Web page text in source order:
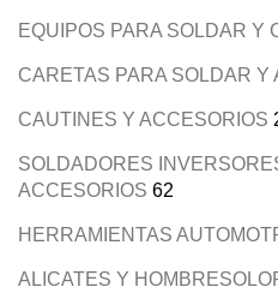
EQUIPOS PARA SOLDAR Y
CARETAS PARA SOLDAR Y
CAUTINES Y ACCESORIOS
SOLDADORES
ACCESORIOS 62
HERRAMIENTAS
ALICATES Y